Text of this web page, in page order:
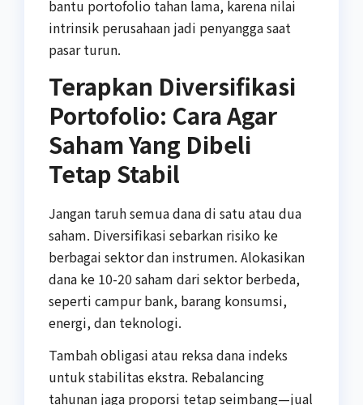
bantu portofolio tahan lama, karena nilai
intrinsik perusahaan jadi penyangga saat
pasar turun.
Terapkan Diversifikasi
Portofolio: Cara Agar
Saham Yang Dibeli
Tetap Stabil
Jangan taruh semua dana di satu atau dua
saham. Diversifikasi sebarkan risiko ke
berbagai sektor dan instrumen. Alokasikan
dana ke 10-20 saham dari sektor berbeda,
seperti campur bank, barang konsumsi,
energi, dan teknologi.
Tambah obligasi atau reksa dana indeks
untuk stabilitas ekstra. Rebalancing
tahunan jaga proporsi tetap seimbang—jual